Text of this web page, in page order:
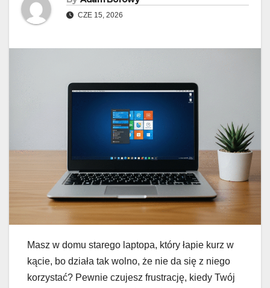
CZE 15, 2026
Masz w domu starego laptopa, który łapie kurz w
kącie, bo działa tak wolno, że nie da się z niego
korzystać? Pewnie czujesz frustrację, kiedy Twój